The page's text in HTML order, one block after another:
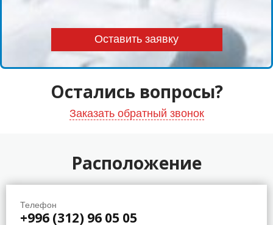
Остались вопросы?
Заказать обратный звонок
Расположение
Телефон
+996 (312) 96 05 05